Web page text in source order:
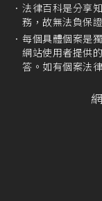
法律百科是分享
務，故無法負保
每個具體個案是
網站使用者提供
答。如有個案法